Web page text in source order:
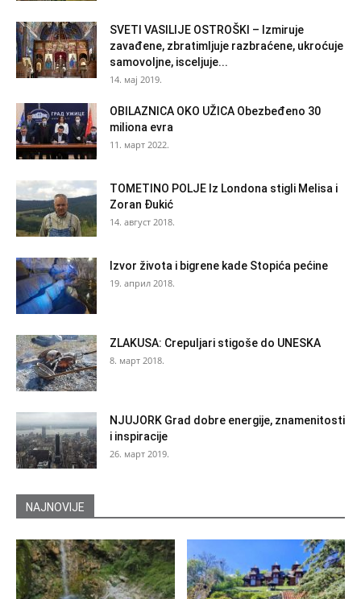
SVETI VASILIJE OSTROŠKI – Izmiruje
zavađene, zbratimljuje razbraćene, ukroćuje
samovoljne, isceljuje...
14. мај 2019.
OBILAZNICA OKO UŽICA Obezbeđeno 30
miliona evra
11. март 2022.
TOMETINO POLJE Iz Londona stigli Melisa i
Zoran Đukić
14. август 2018.
Izvor života i bigrene kade Stopića pećine
19. април 2018.
ZLAKUSA: Crepuljari stigoše do UNESKA
8. март 2018.
NJUJORK Grad dobre energije, znamenitosti
i inspiracije
26. март 2019.
NAJNOVIJE